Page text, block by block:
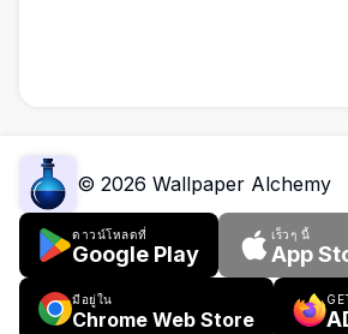
© 2026 Wallpaper Alchemy
ดาวน์โหลดที่
Google Play
เร็วๆ นี้
App
มีอยู่ใน
Chrome Web Store